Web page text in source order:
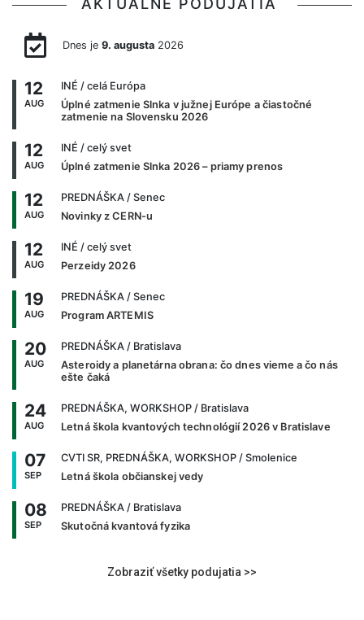
AKTUÁLNE PODUJATIA
Dnes je 9. augusta2026
12
AUG
INÉ / celá Európa
Úplné zatmenie Slnka v južnej Európe a čiastočné
zatmenie na Slovensku 2026
12
AUG
INÉ / celý svet
Úplné zatmenie Slnka 2026 – priamy prenos
12
AUG
PREDNÁŠKA / Senec
Novinky z CERN-u
12
AUG
INÉ / celý svet
Perzeidy 2026
19
AUG
PREDNÁŠKA / Senec
Program ARTEMIS
20
AUG
PREDNÁŠKA / Bratislava
Asteroidy a planetárna obrana: čo dnes vieme a čo nás
ešte čaká
24
AUG
PREDNÁŠKA, WORKSHOP / Bratislava
Letná škola kvantových technológií 2026 v Bratislave
07
SEP
CVTI SR, PREDNÁŠKA, WORKSHOP / Smolenice
Letná škola občianskej vedy
08
SEP
PREDNÁŠKA / Bratislava
Skutočná kvantová fyzika
Zobraziť všetky podujatia >>